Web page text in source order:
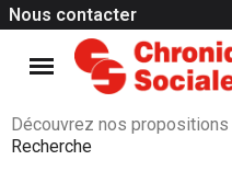
Nous contacter
Découvrez nos propositions
Recherche